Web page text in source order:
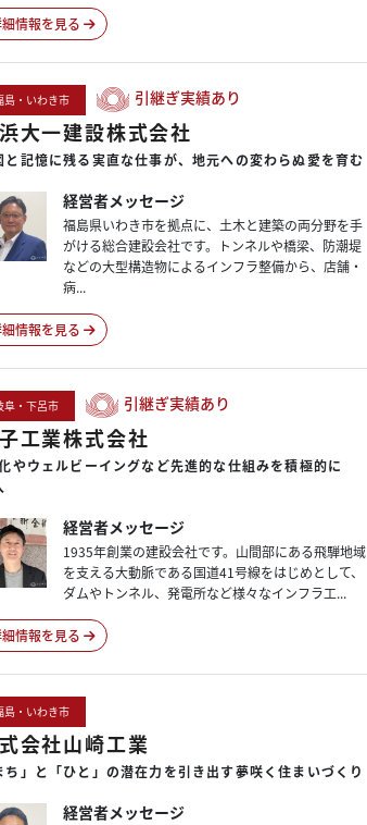
情報を見る
島・いわき市 引継ぎ実績あり
大一建設株式会社
と 記憶に残る実直な仕事が、地元への変わらぬ愛を育む
経営者メッセージ
福島県いわき市を拠点に、土木と建築の両分野を手
がける総合建設会社です。トンネルや橋梁、防潮堤
などの大型構造物によるインフラ整備から、店舗・
病...
情報を見る
阜・下呂市 引継ぎ実績あり
工業株式会社
やウェルビーイングなど先進的な仕組みを積極的に
経営者メッセージ
1935年創業の建設会社です。山間部にある飛騨地域
を支える大動脈である国道41号線をはじめとして、
ダムやトンネル、発電所など様々なインフラ工...
情報を見る
島・いわき市
会社山崎工業
ち」と 「ひと」の潜在力を引き出す夢咲く住まいづくり
経営者メッセージ